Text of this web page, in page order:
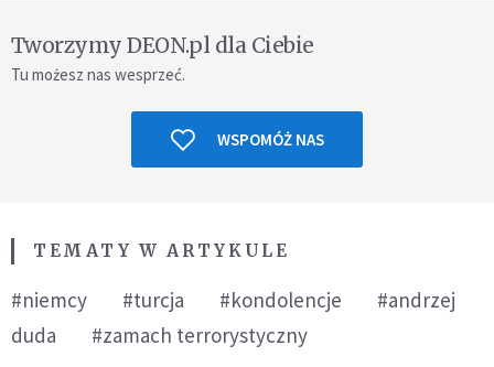
Tworzymy DEON.pl dla Ciebie
Tu możesz nas wesprzeć.
WSPOMÓŻ NAS
TEMATY W ARTYKULE
#niemcy #turcja #kondolencje
#andrzej
duda
#zamach terrorystyczny